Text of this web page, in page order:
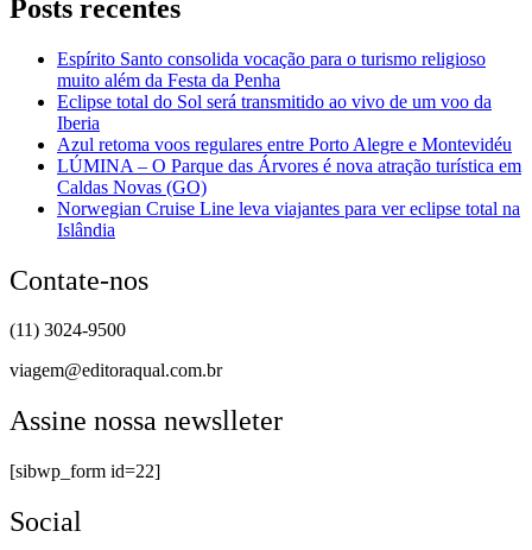
Posts recentes
Espírito Santo consolida vocação para o turismo religioso
muito além da Festa da Penha
Eclipse total do Sol será transmitido ao vivo de um voo da
Iberia
Azul retoma voos regulares entre Porto Alegre e Montevidéu
LÚMINA – O Parque das Árvores é nova atração turística em
Caldas Novas (GO)
Norwegian Cruise Line leva viajantes para ver eclipse total na
Islândia
Contate-nos
(11) 3024-9500
viagem@editoraqual.com.br
Assine nossa newslleter
[sibwp_form id=22]
Social